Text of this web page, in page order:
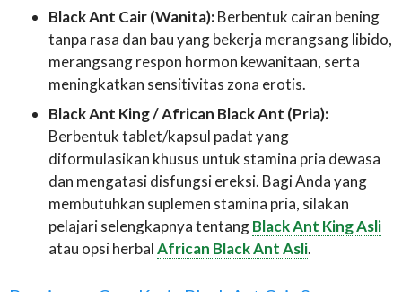
Black Ant Cair (Wanita):Berbentuk cairan bening
tanpa rasa dan bau yang bekerja merangsang libido,
merangsang respon hormon kewanitaan, serta
meningkatkan sensitivitas zona erotis.
Black Ant King / African Black Ant (Pria):
Berbentuk tablet/kapsul padat yang
diformulasikan khusus untuk stamina pria dewasa
dan mengatasi disfungsi ereksi. Bagi Anda yang
membutuhkan suplemen stamina pria, silakan
pelajari selengkapnya tentangBlack Ant King Asli
atau opsi herbalAfrican Black Ant Asli.